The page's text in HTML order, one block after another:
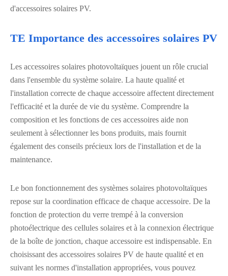
d'accessoires solaires PV.
TE Importance des accessoires solaires PV
Les accessoires solaires photovoltaïques jouent un rôle crucial
dans l'ensemble du système solaire. La haute qualité et
l'installation correcte de chaque accessoire affectent directement
l'efficacité et la durée de vie du système. Comprendre la
composition et les fonctions de ces accessoires aide non
seulement à sélectionner les bons produits, mais fournit
également des conseils précieux lors de l'installation et de la
maintenance.
Le bon fonctionnement des systèmes solaires photovoltaïques
repose sur la coordination efficace de chaque accessoire. De la
fonction de protection du verre trempé à la conversion
photoélectrique des cellules solaires et à la connexion électrique
de la boîte de jonction, chaque accessoire est indispensable. En
choisissant des accessoires solaires PV de haute qualité et en
suivant les normes d'installation appropriées, vous pouvez